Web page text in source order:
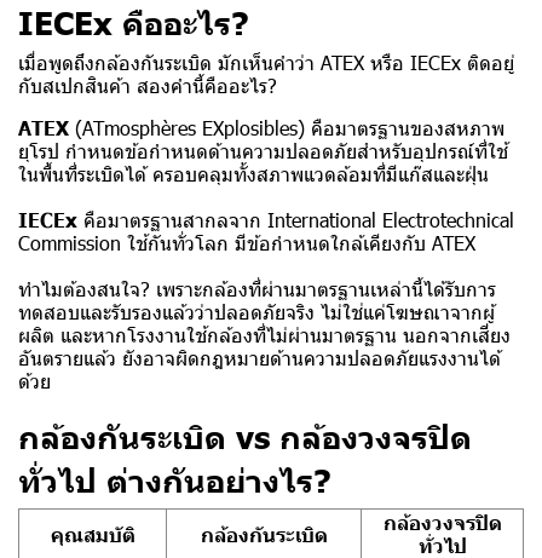
IECEx คืออะไร?
เมื่อพูดถึงกล้องกันระเบิด มักเห็นคำว่า ATEX หรือ IECEx ติดอยู่
กับสเปกสินค้า สองคำนี้คืออะไร?
ATEX (ATmosphères EXplosibles) คือมาตรฐานของสหภาพ
ยุโรป กำหนดข้อกำหนดด้านความปลอดภัยสำหรับอุปกรณ์ที่ใช้
ในพื้นที่ระเบิดได้ ครอบคลุมทั้งสภาพแวดล้อมที่มีแก๊สและฝุ่น
IECEx คือมาตรฐานสากลจาก International Electrotechnical
Commission ใช้กันทั่วโลก มีข้อกำหนดใกล้เคียงกับ ATEX
ทำไมต้องสนใจ? เพราะกล้องที่ผ่านมาตรฐานเหล่านี้ได้รับการ
ทดสอบและรับรองแล้วว่าปลอดภัยจริง ไม่ใช่แค่โฆษณาจากผู้
ผลิต และหากโรงงานใช้กล้องที่ไม่ผ่านมาตรฐาน นอกจากเสี่ยง
อันตรายแล้ว ยังอาจผิดกฎหมายด้านความปลอดภัยแรงงานได้
ด้วย
กล้องกันระเบิด vs กล้องวงจรปิด
ทั่วไป ต่างกันอย่างไร?
คุณสมบัติ กล้องกันระเบิด
กล้องวงจรปิด
ทั่วไป